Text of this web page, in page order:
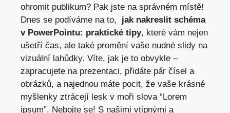
⁢ohromit ‌publikum? Pak jste na ⁤správném místě!
Dnes se podíváme na to, ​ jak nakreslit schéma
v PowerPointu: praktické ​tipy, které ⁢vám nejen
⁣ušetří čas, ale také promění vaše nudné slidy na
vizuální⁤ lahůdky. Víte, jak je to⁤ obvykle‍ –
zapracujete na prezentaci, přidáte pár čísel a‌
obrázků, a najednou máte pocit, že vaše krásné
myšlenky ztrácejí lesk​ v moři slova “Lorem
ipsum”. Nebojte⁣ se! S našimi‍ vtipnými⁣ a